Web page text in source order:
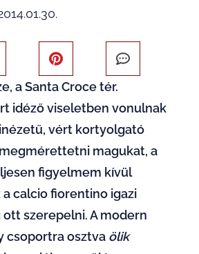
a Santa Croce tér.
idéző viseletben vonulnak
vért kortyolgató
magukat, a
figyelmem kívül
a calcio fiorentino igazi
szerepelni. A modern
csoportra osztva ölik